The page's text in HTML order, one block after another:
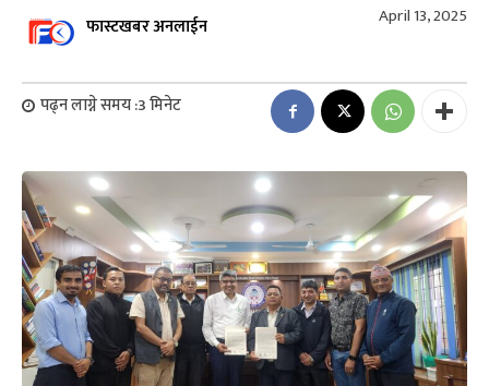
फास्टखबर अनलाईन April 13, 2025
पढ्न लाग्ने समय :3मिनेट